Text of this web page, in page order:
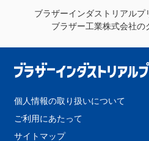
ブラザーインダストリアルプ
ブラザー工業株式会社の
個人情報の取り扱いについて
ご利用にあたって
サイトマップ